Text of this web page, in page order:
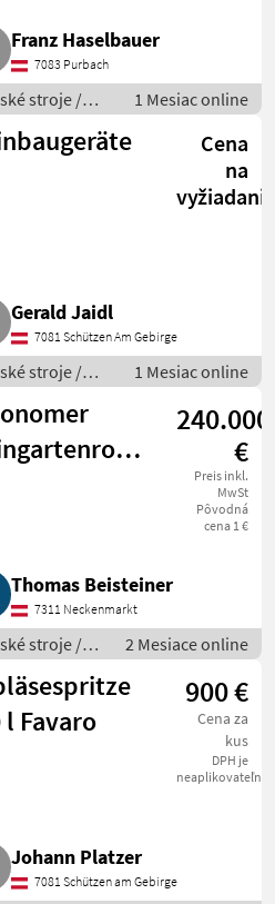
Franz Haselbauer
7083 Purbach
stroje /
stroje na
1 Mesiac online
Cena
na
Gerald Jaidl
7081 Schützen Am Gebirge
stroje /
stroje na
1 Mesiac online
240.000
€
Preis inkl.
MwSt
Pôvodná
cena 1 €
Thomas Beisteiner
7311 Neckenmarkt
stroje /
stroje na
2 Mesiace online
l Favaro
900 €
Cena za
kus
DPH je
neaplikovateľné
Johann Platzer
7081 Schützen am Gebirge